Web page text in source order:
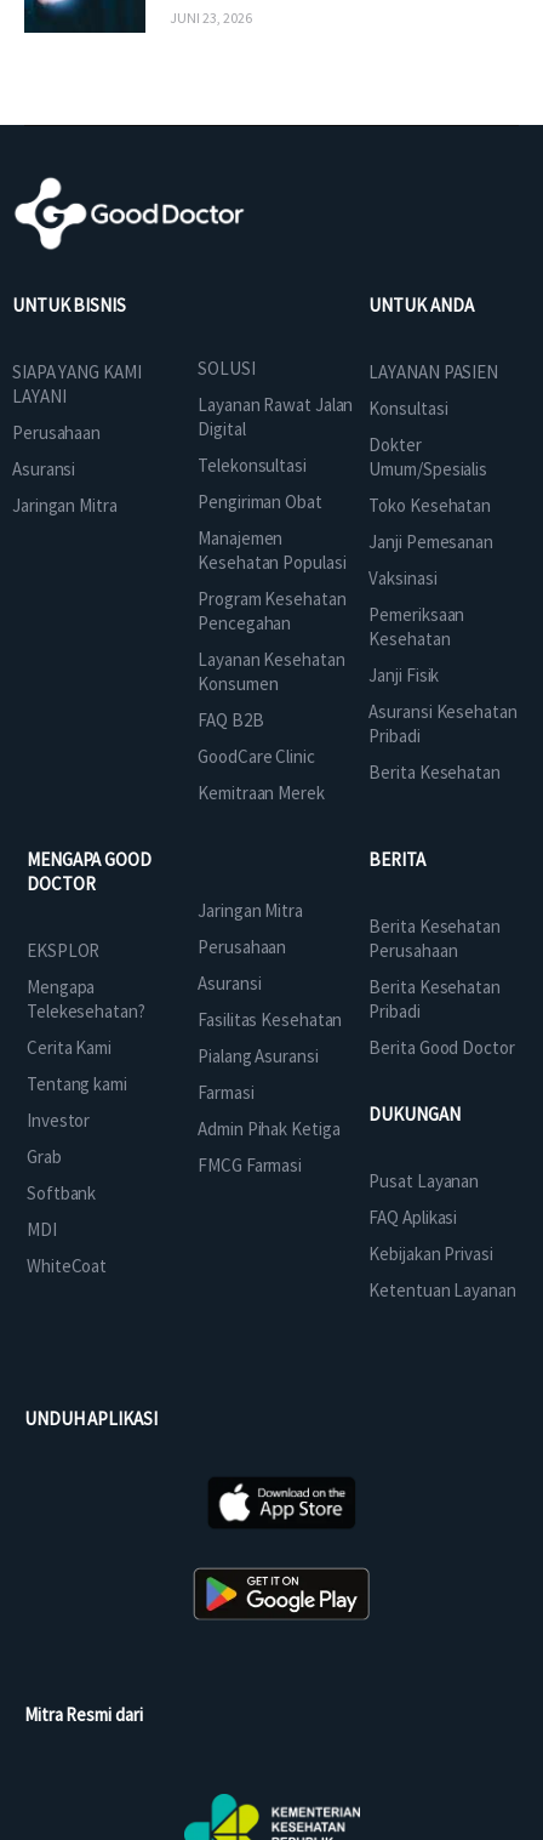
JUNI 23, 2026
UNTUK BISNIS
SIAPA YANG KAMI
LAYANI
Perusahaan
Asuransi
Jaringan Mitra
SOLUSI
Layanan Rawat Jalan
Digital
Telekonsultasi
Pengiriman Obat
Manajemen
Kesehatan Populasi
Program Kesehatan
Pencegahan
Layanan Kesehatan
Konsumen
FAQ B2B
GoodCare Clinic
Kemitraan Merek
UNTUK ANDA
LAYANAN PASIEN
Konsultasi
Dokter
Umum/Spesialis
Toko Kesehatan
Janji Pemesanan
Vaksinasi
Pemeriksaan
Kesehatan
Janji Fisik
Asuransi Kesehatan
Pribadi
Berita Kesehatan
MENGAPA GOOD
DOCTOR
EKSPLOR
Mengapa
Telekesehatan?
Cerita Kami
Tentang kami
Investor
Grab
Softbank
MDI
WhiteCoat
Jaringan Mitra
Perusahaan
Asuransi
Fasilitas Kesehatan
Pialang Asuransi
Farmasi
Admin Pihak Ketiga
FMCG Farmasi
BERITA
Berita Kesehatan
Perusahaan
Berita Kesehatan
Pribadi
Berita Good Doctor
DUKUNGAN
Pusat Layanan
FAQ Aplikasi
Kebijakan Privasi
Ketentuan Layanan
UNDUH APLIKASI
Mitra Resmi dari